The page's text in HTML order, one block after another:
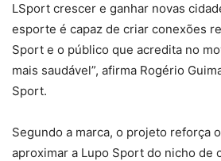
LSport crescer e ganhar novas
esporte é capaz de criar conexões
Sport e o público que acredita no
mais saudável”, afirma Rogério
Sport.
Segundo a marca, o projeto reforça
aproximar a Lupo Sport do nicho de